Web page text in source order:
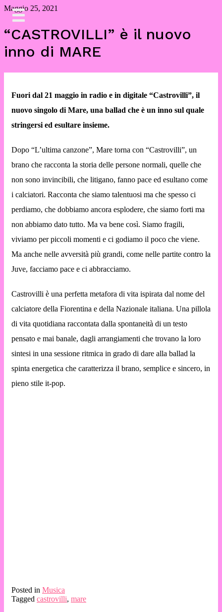
Skip
Maggio 25, 2021
“CASTROVILLI” è il nuovo
inno di MARE
Fuori dal 21 maggio in radio e in digitale “Castrovilli”, il
nuovo singolo di Mare, una ballad che è un inno sul quale
stringersi ed esultare insieme.
Dopo “L’ultima canzone”, Mare torna con “Castrovilli”, un
brano che racconta la storia delle persone normali, quelle che
non sono invincibili, che litigano, fanno pace ed esultano come
i calciatori. Racconta che siamo talentuosi ma che spesso ci
perdiamo, che dobbiamo ancora esplodere, che siamo forti ma
non abbiamo dato tutto. Ma va bene così. Siamo fragili,
viviamo per piccoli momenti e ci godiamo il poco che viene.
Ma anche nelle avversità più grandi, come nelle partite contro la
Juve, facciamo pace e ci abbracciamo.
Castrovilli è una perfetta metafora di vita ispirata dal nome del
calciatore della Fiorentina e della Nazionale italiana. Una pillola
di vita quotidiana raccontata dalla spontaneità di un testo
pensato e mai banale, dagli arrangiamenti che trovano la loro
sintesi in una sessione ritmica in grado di dare alla ballad la
spinta energetica che caratterizza il brano, semplice e sincero, in
pieno stile it-pop.
Posted in Musica
Tagged castrovilli, mare